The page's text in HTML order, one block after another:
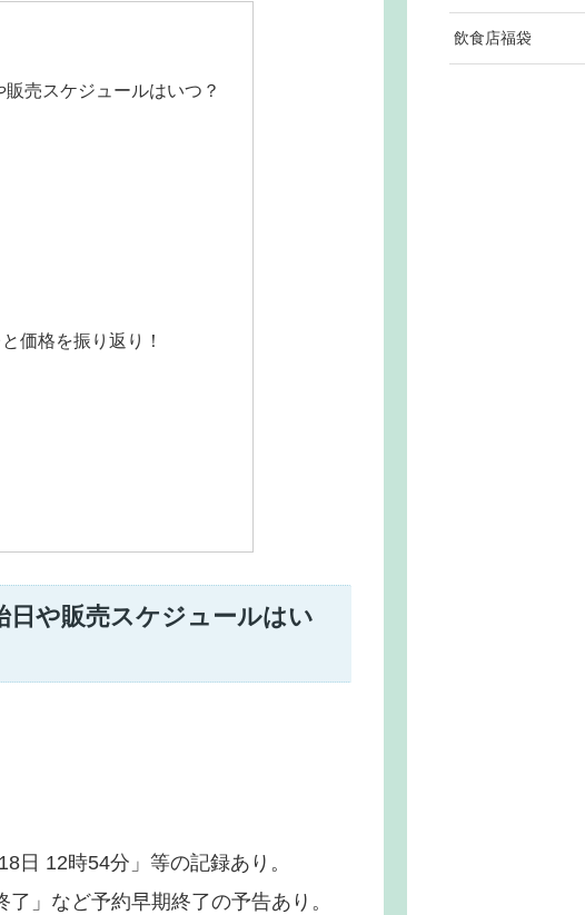
売スケジュールはいつ？
価格を振り返り！
日や販売スケジュールはい
日 12時54分」等の記録あり。
」など予約早期終了の予告あり。
飲食店福袋